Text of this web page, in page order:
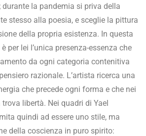
la pandemia si priva della
stesso alla poesia, e sceglie la pittura
della propria esistenza. In questa
per lei l’unica presenza-essenza che
da ogni categoria contenitiva
razionale. L’artista ricerca una
che precede ogni forma e che nei
libertà. Nei quadri di Yael
quindi ad essere uno stile, ma
della coscienza in puro spirito: